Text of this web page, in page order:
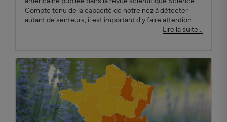
Compte tenu de la capacité de notre nez à détecter
autant de senteurs, il est important d'y faire attention.
Lire la suite...